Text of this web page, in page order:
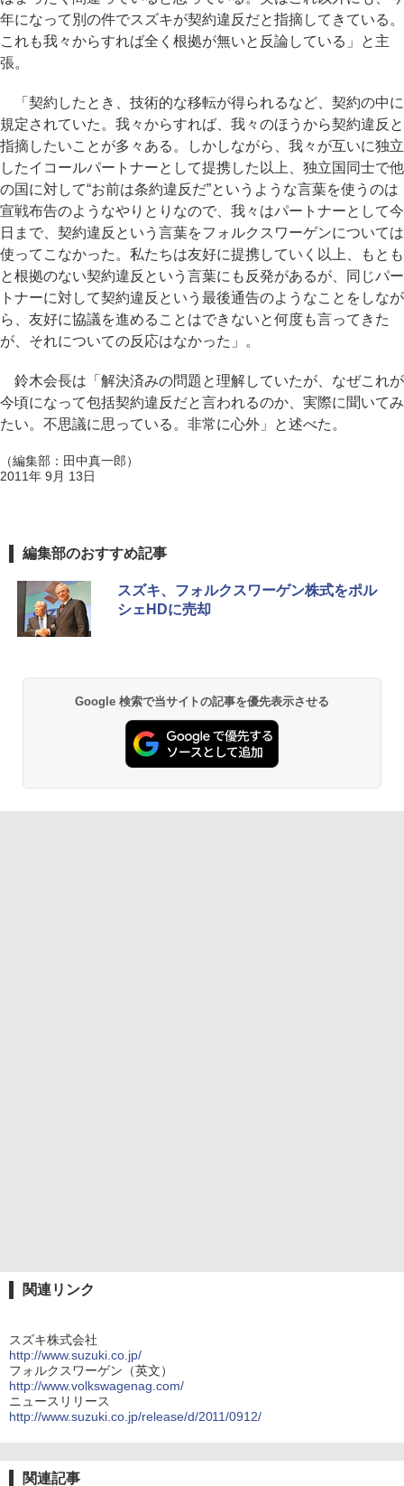
年になって別の件でスズキが契約違反だと指摘してきている。
これも我々からすれば全く根拠が無いと反論している」と主
張。
「契約したとき、技術的な移転が得られるなど、契約の中に
規定されていた。我々からすれば、我々のほうから契約違反と
指摘したいことが多々ある。しかしながら、我々が互いに独立
したイコールパートナーとして提携した以上、独立国同士で他
の国に対して“お前は条約違反だ”というような言葉を使うのは
宣戦布告のようなやりとりなので、我々はパートナーとして今
日まで、契約違反という言葉をフォルクスワーゲンについては
使ってこなかった。私たちは友好に提携していく以上、もとも
と根拠のない契約違反という言葉にも反発があるが、同じパー
トナーに対して契約違反という最後通告のようなことをしなが
ら、友好に協議を進めることはできないと何度も言ってきた
が、それについての反応はなかった」。
鈴木会長は「解決済みの問題と理解していたが、なぜこれが
今頃になって包括契約違反だと言われるのか、実際に聞いてみ
たい。不思議に思っている。非常に心外」と述べた。
（編集部：田中真一郎）
2011年 9月 13日
編集部のおすすめ記事
スズキ、フォルクスワーゲン株式をポル
シェHDに売却
Google 検索で当サイトの記事を優先表示させる
関連リンク
スズキ株式会社
http://www.suzuki.co.jp/
フォルクスワーゲン（英文）
http://www.volkswagenag.com/
ニュースリリース
http://www.suzuki.co.jp/release/d/2011/0912/
関連記事